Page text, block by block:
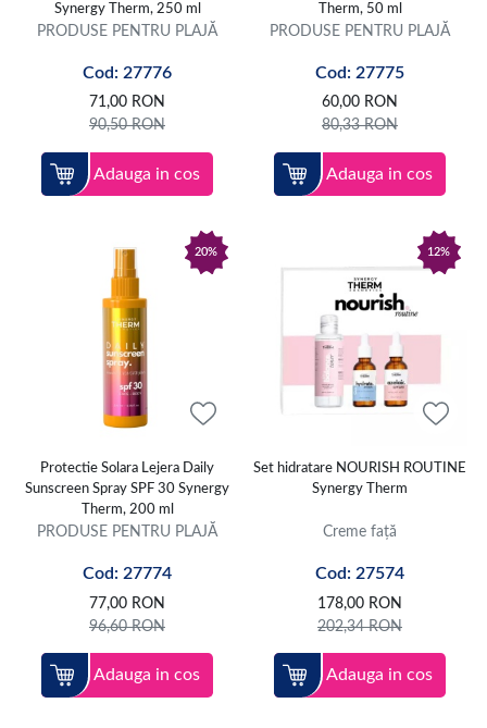
Synergy Therm, 250 ml
PRODUSE PENTRU PLAJĂ
Cod: 27776
71,00 RON
90,50RON
Adauga in cos
Therm, 50 ml
PRODUSE PENTRU PLAJĂ
Cod: 27775
60,00 RON
80,33RON
Adauga in cos
20%
Protectie Solara Lejera Daily
Sunscreen Spray SPF 30 Synergy
Therm, 200 ml
PRODUSE PENTRU PLAJĂ
Cod: 27774
77,00 RON
96,60RON
Adauga in cos
12%
Set hidratare NOURISH ROUTINE
Synergy Therm
Creme față
Cod: 27574
178,00 RON
202,34RON
Adauga in cos